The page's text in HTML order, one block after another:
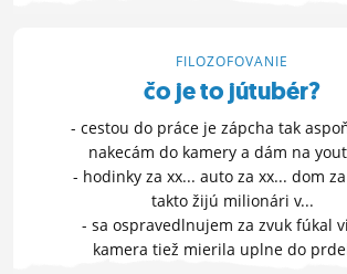
MÔJ PROFIL
NASTAVENIA
ROLETA
OTVOR FÓRUM »
12. 2. 2026 21:50
FILOZOFOVANIE
čo je to jútubér?
- cestou do práce je zápcha tak
nakecám do kamery a dám na
- hodinky za xx... auto za xx... dom
takto žijú milionári v...
- sa ospravedlnujem za zvuk fúkal
kamera tiež mierila uplne do